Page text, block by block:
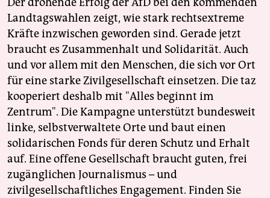
Landtagswahlen zeigt, wie stark rechtsextreme
Kräfte inzwischen geworden sind. Gerade jetzt
braucht es Zusammenhalt und Solidarität. Auch
und vor allem mit den Menschen, die sich vor Ort
für eine starke Zivilgesellschaft einsetzen. Die taz
kooperiert deshalb mit "Alles beginnt im
Zentrum". Die Kampagne unterstützt bundesweit
linke, selbstverwaltete Orte und baut einen
solidarischen Fonds für deren Schutz und Erhalt
auf. Eine offene Gesellschaft braucht guten, frei
zugänglichen Journalismus – und
zivilgesellschaftliches Engagement. Finden Sie